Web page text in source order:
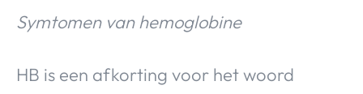
Symtomen van hemoglobine
HB is een afkorting voor het woord